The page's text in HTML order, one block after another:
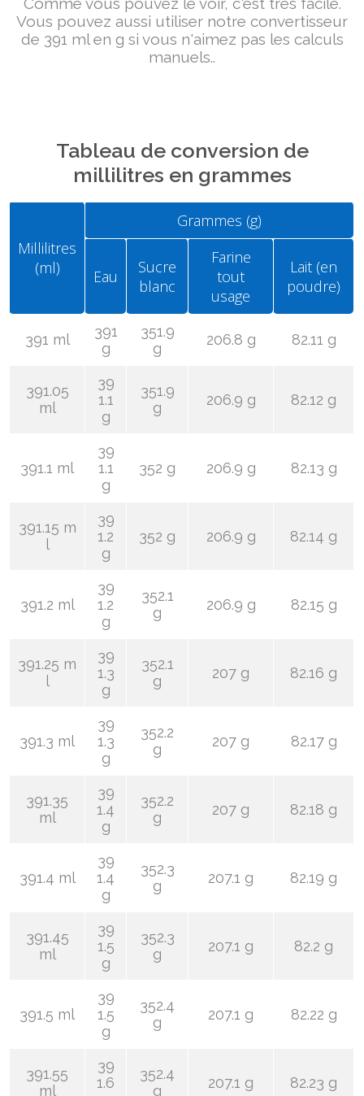
Vous pouvez aussi utiliser notre convertisseur
de 391 ml en g si vous n'aimez pas les calculs
manuels..
Tableau de conversion de
millilitres en grammes
Millilitres
(ml)
Grammes (g)
Eau
Sucre
blanc
Farine
tout
usage
Lait (en
poudre)
391 ml
391
g
351.9
g
206.8 g 82.11 g
391.05
ml
39
1.1
g
351.9
g
206.9 g 82.12 g
391.1 ml
39
1.1
g
352 g 206.9 g 82.13 g
391.15 m
l
39
1.2
g
352 g 206.9 g 82.14 g
391.2 ml
39
1.2
g
352.1
g
206.9 g 82.15 g
391.25 m
l
39
1.3
g
352.1
g
207 g 82.16 g
391.3 ml
39
1.3
g
352.2
g
207 g 82.17 g
391.35
ml
39
1.4
g
352.2
g
207 g 82.18 g
391.4 ml
39
1.4
g
352.3
g
207.1 g 82.19 g
391.45
ml
39
1.5
g
352.3
g
207.1 g 82.2 g
391.5 ml
39
1.5
g
352.4
g
207.1 g 82.22 g
391.55
ml
39
1.6
352.4
g
207.1 g 82.23 g